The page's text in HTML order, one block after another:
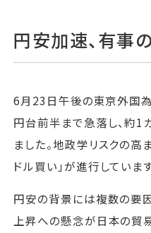
円安加速、有事
6月23日午後の東京外国
円台前半まで急落し、約1
ました。地政学リスクの
ドル買い」が進行しています
円安の背景には複数の要
上昇への懸念が日本の貿